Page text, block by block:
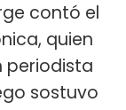
contó el
quien
periodista
sostuvo